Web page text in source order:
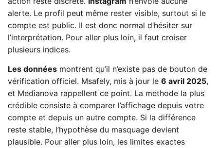
alerte. Le profil peut même rester visible, surtout si le
compte est public. Il est donc normal d’hésiter sur
l’interprétation. Pour aller plus loin, il faut croiser
plusieurs indices.
Les données montrent qu’il n’existe pas de bouton de
vérification officiel. Msafely, mis à jour le 6 avril 2025,
et Medianova rappellent ce point. La méthode la plus
crédible consiste à comparer l’affichage depuis votre
compte et depuis un autre compte. Si la différence
reste stable, l’hypothèse du masquage devient
plausible. Pour aller plus loin, les limites exactes